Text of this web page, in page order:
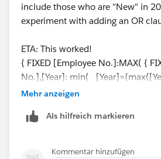
include those who are "New" in
experiment with adding an OR
ETA: This worked!
{ FIXED [Employee No.]:MAX( {
No.],[Year]: min(
([Active]="Y" OR [Active]="New"
Thank you!!
Mehr anzeigen
Als hilfreich markieren
Kommentar hinzufügen